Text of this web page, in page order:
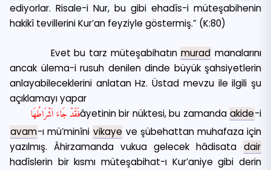
ediyorlar. Risale-i Nur, bu gibi ehadîs-i müteşabihenin
hakikî tevillerini Kur’an feyziyle göstermiş.” (K:80)
Evet bu tarz müteşabihatın murad manalarını
ancak ülema-i rusuh denilen dinde büyük şahsiyetlerin
anlayabileceklerini anlatan Hz. Üstad mevzu ile ilgili şu
açıklamayı yapar
فَقَدْ جَاءَ اَشْرَاطُهَاâyetinin bir nüktesi, bu zamanda akide-i
avam-ı mü’minîni vikaye ve şübehattan muhafaza için
yazılmış. Âhirzamanda vukua gelecek hâdisata dair
hadîslerin bir kısmı müteşabihat-ı Kur’aniye gibi derin